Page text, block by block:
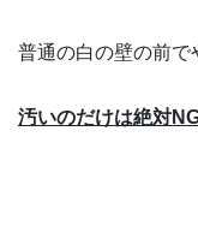
普通の白の壁の前で
汚いのだけは絶対